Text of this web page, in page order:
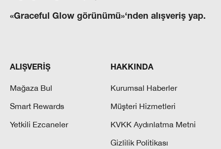
«Graceful Glow görünümü»‘nden alışveriş yap.
ALIŞVERİŞ
Mağaza Bul
Smart Rewards
Yetkili Ezcaneler
HAKKINDA
Kurumsal Haberler
Müşteri Hizmetleri
KVKK Aydınlatma Metni
Gizlilik Politikası